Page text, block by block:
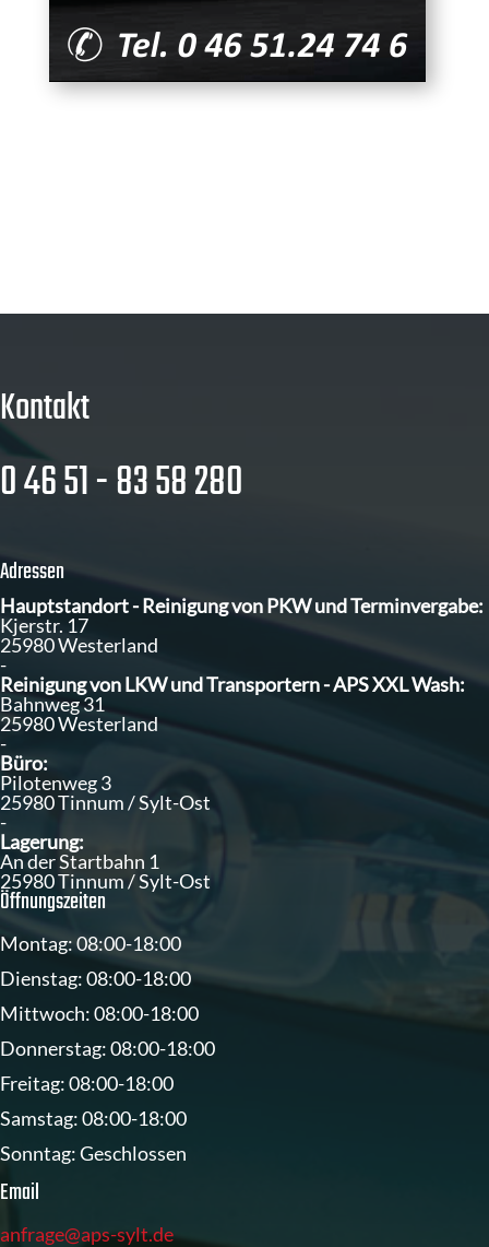
Kontakt
0 46 51 - 83 58 280
Adressen
Hauptstandort - Reinigung von PKW und Terminvergabe:
Kjerstr. 17
25980 Westerland
-
Reinigung von LKW und Transportern - APS XXL Wash:
Bahnweg 31
25980 Westerland
-
Büro:
Pilotenweg 3
25980 Tinnum / Sylt-Ost
-
Lagerung:
An der Startbahn 1
25980 Tinnum / Sylt-Ost
Öffnungszeiten
Montag: 08:00-18:00
Dienstag: 08:00-18:00
Mittwoch: 08:00-18:00
Donnerstag: 08:00-18:00
Freitag: 08:00-18:00
Samstag: 08:00-18:00
Sonntag: Geschlossen
Email
anfrage@aps-sylt.de